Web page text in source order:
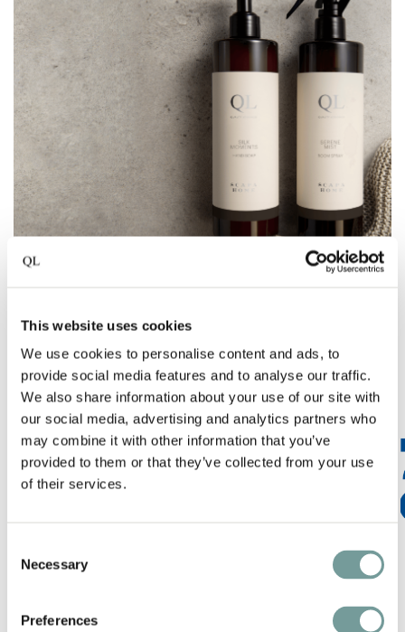
This website uses cookies
We use cookies to personalise content and ads, to
provide social media features and to analyse our traffic.
We also share information about your use of our site with
our social media, advertising and analytics partners who
may combine it with other information that you’ve
provided to them or that they’ve collected from your use
of their services.
Selection
Necessary
Preferences